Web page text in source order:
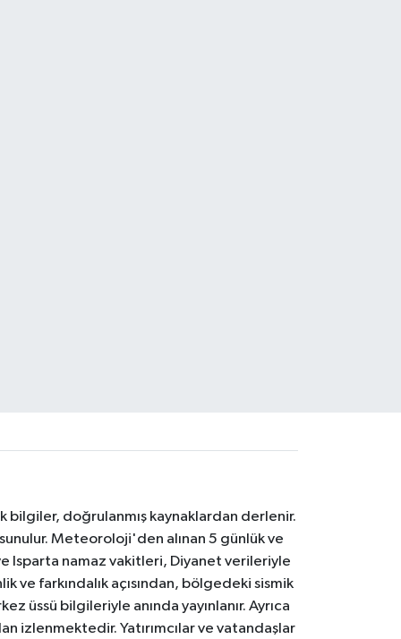
bilgiler, doğrulanmış kaynaklardan derlenir.
Meteoroloji'den alınan 5 günlük ve
Isparta namaz vakitleri, Diyanet verileriyle
ve farkındalık açısından, bölgedeki sismik
üssü bilgileriyle anında yayınlanır. Ayrıca
izlenmektedir. Yatırımcılar ve vatandaşlar